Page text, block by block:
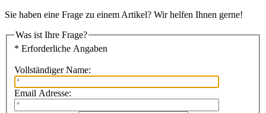
Sie haben eine Frage zu einem Artikel? Wir helfen Ihnen gerne!
Was ist Ihre Frage?
* Erforderliche Angaben
Vollständiger Name:
Email Adresse: